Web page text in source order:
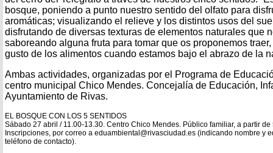
bosque, poniendo a punto nuestro sentido del olfato para
aromáticas; visualizando el relieve y los distintos usos del
disfrutando de diversas texturas de elementos naturales que
saboreando alguna fruta para tomar que os proponemos
gusto de los alimentos cuando estamos bajo el abrazo de la
Ambas actividades, organizadas por el Programa de
centro municipal Chico Mendes. Concejalía de Educación,
Ayuntamiento de Rivas.
EL BOSQUE CON LOS 5 SENTIDOS
Sábado 27 abril / 11.00-13.30. Centro Chico Mendes. Público familiar, a partir
Inscripciones, por correo a eduambiental@rivasciudad.es (indicando nombre y
teléfono de contacto).